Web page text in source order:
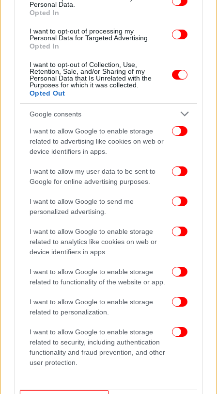
Personal Data.
Opted In
I want to opt-out of processing my
Personal Data for Targeted Advertising.
Opted In
I want to opt-out of Collection, Use,
Retention, Sale, and/or Sharing of my
Personal Data that Is Unrelated with the
Purposes for which it was collected.
Opted Out
Google consents
I want to allow Google to enable storage
related to advertising like cookies on web or
device identifiers in apps.
I want to allow my user data to be sent to
Google for online advertising purposes.
I want to allow Google to send me
personalized advertising.
I want to allow Google to enable storage
related to analytics like cookies on web or
device identifiers in apps.
I want to allow Google to enable storage
related to functionality of the website or app.
I want to allow Google to enable storage
related to personalization.
I want to allow Google to enable storage
related to security, including authentication
functionality and fraud prevention, and other
user protection.
ΕΛΛΑΔΑ 23/07/2019 06:33
Σεισμός στην Αθήνα: Και δεύτερος σεισμολόγος
προειδοποιεί για το ρήγμα στις Αλκυονίδες
25/11/2015 18:31
Φωτογράφος με «γαϊδουρινή» υπομονή
-Χρειάστηκε 6 χρόνια και 720.000 λήψεις για
την τέλεια φωτογραφία [εικόνες]